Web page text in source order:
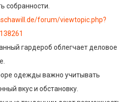
собранности.
forum/viewtopic.php?
гардероб облегчает деловое
одежды важно учитывать
вкус и обстановку.